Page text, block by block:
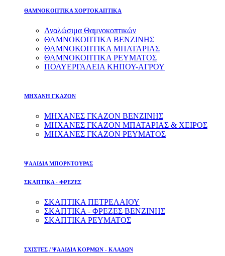
ΘΑΜΝΟΚΟΠΤΙΚΑ ΧΟΡΤΟΚΑΠΤΙΚΑ
Αναλώσιμα Θαμνοκοπτικών
ΘΑΜΝΟΚΟΠΤΙΚΑ ΒΕΝΖΙΝΗΣ
ΘΑΜΝΟΚΟΠΤΙΚΑ ΜΠΑΤΑΡΙΑΣ
ΘΑΜΝΟΚΟΠΤΙΚΑ ΡΕΥΜΑΤΟΣ
ΠΟΛΥΕΡΓΑΛΕΙΑ ΚΗΠΟΥ-ΑΓΡΟΥ
ΜΗΧΑΝΗ ΓΚΑΖΟΝ
ΜΗΧΑΝΕΣ ΓΚΑΖΟΝ ΒΕΝΖΙΝΗΣ
ΜΗΧΑΝΕΣ ΓΚΑΖΟΝ ΜΠΑΤΑΡΙΑΣ & ΧΕΙΡΟΣ
ΜΗΧΑΝΕΣ ΓΚΑΖΟΝ ΡΕΥΜΑΤΟΣ
ΨΑΛΙΔΙΑ ΜΠΟΡΝΤΟΥΡΑΣ
ΣΚΑΠΤΙΚΑ - ΦΡΕΖΕΣ
ΣΚΑΠΤΙΚΑ ΠΕΤΡΕΛΑΙΟΥ
ΣΚΑΠΤΙΚΑ - ΦΡΕΖΕΣ ΒΕΝΖΙΝΗΣ
ΣΚΑΠΤΙΚΑ ΡΕΥΜΑΤΟΣ
ΣΧΙΣΤΕΣ / ΨΑΛΙΔΙΑ ΚΟΡΜΩΝ - ΚΛΑΔΩΝ